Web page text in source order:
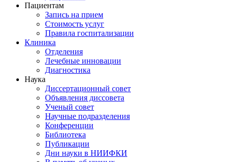
Пациентам
Запись на прием
Стоимость услуг
Правила госпитализации
Клиника
Отделения
Лечебные инновации
Диагностика
Наука
Диссертационный совет
Объявления диссовета
Ученый совет
Научные подразделения
Конференции
Библиотека
Публикации
Дни науки в НИИФКИ